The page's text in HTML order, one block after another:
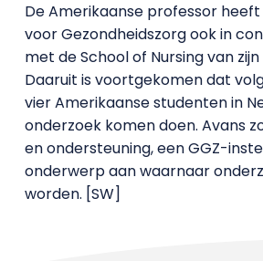
De Amerikaanse professor
voor Gezondheidszorg ook in
met de School of Nursing van
Daaruit is voortgekomen dat
vier Amerikaanse studenten in
onderzoek komen doen. Avans
en ondersteuning, een GGZ-
onderwerp aan waarnaar
worden. [SW]